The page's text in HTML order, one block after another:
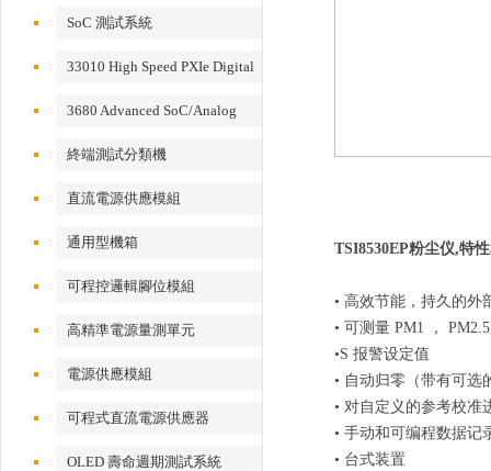
SoC 測試系統
33010 High Speed PXIe Digital
3680 Advanced SoC/Analog
Test System
終端測試分類機
直流電源供應模組
通用型機箱
可程控邏輯腳位模組
高精準電源量測單元
電源供應模組
可程式直流電源供應器
OLED 壽命週期測試系統
TSI8530EP粉尘仪,特
• 高效节能，持久的外
• 可测量 PM1 ， PM2.5
•S 报警设定值
• 自动归零（带有可选
• 对自定义的参考校准
• 手动和可编程数据记
• 台式装置